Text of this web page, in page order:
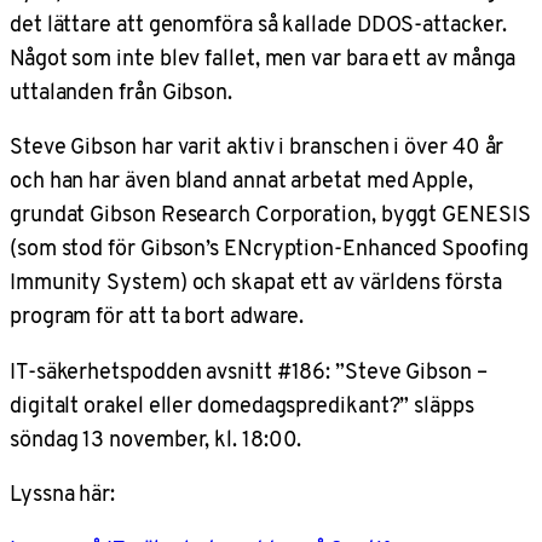
det lättare att genomföra så kallade DDOS-attacker.
Något som inte blev fallet, men var bara ett av många
uttalanden från Gibson.
Steve Gibson har varit aktiv i branschen i över 40 år
och han har även bland annat arbetat med Apple,
grundat Gibson Research Corporation, byggt GENESIS
(som stod för Gibson’s ENcryption-Enhanced Spoofing
Immunity System) och skapat ett av världens första
program för att ta bort adware.
IT-säkerhetspodden avsnitt #186: ”Steve Gibson –
digitalt orakel eller domedagspredikant?” släpps
söndag 13 november, kl. 18:00.
Lyssna här: